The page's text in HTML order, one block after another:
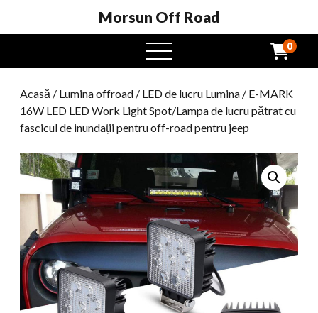
Morsun Off Road
Meniu
Deschide
0
Acasă / Lumina offroad / LED de lucru Lumina / E-MARK
16W LED LED Work Light Spot/Lampa de lucru pătrat cu
fascicul de inundații pentru off-road pentru jeep